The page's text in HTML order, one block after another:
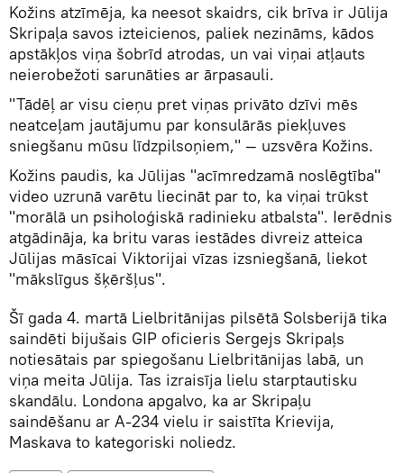
Kožins atzīmēja, ka neesot skaidrs, cik brīva ir Jūlija
Skripaļa savos izteicienos, paliek nezināms, kādos
apstākļos viņa šobrīd atrodas, un vai viņai atļauts
neierobežoti sarunāties ar ārpasauli.
"Tādēļ ar visu cieņu pret viņas privāto dzīvi mēs
neatceļam jautājumu par konsulārās piekļuves
sniegšanu mūsu līdzpilsoņiem," — uzsvēra Kožins.
Kožins paudis, ka Jūlijas "acīmredzamā noslēgtība"
video uzrunā varētu liecināt par to, ka viņai trūkst
"morālā un psiholoģiskā radinieku atbalsta". Ierēdnis
atgādināja, ka britu varas iestādes divreiz atteica
Jūlijas māsīcai Viktorijai vīzas izsniegšanā, liekot
"mākslīgus šķēršļus".
Šī gada 4. martā Lielbritānijas pilsētā Solsberijā tika
saindēti bijušais GIP oficieris Sergejs Skripaļs
notiesātais par spiegošanu Lielbritānijas labā, un
viņa meita Jūlija. Tas izraisīja lielu starptautisku
skandālu. Londona apgalvo, ka ar Skripaļu
saindēšanu ar A-234 vielu ir saistīta Krievija,
Maskava to kategoriski noliedz.